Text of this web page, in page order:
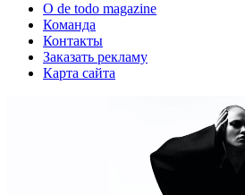
О de todo magazine
Команда
Контакты
Заказать рекламу
Карта сайта